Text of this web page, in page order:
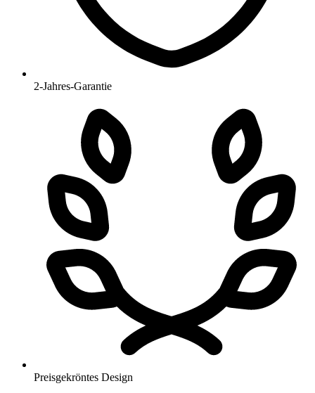
2-Jahres-Garantie
Preisgekröntes Design